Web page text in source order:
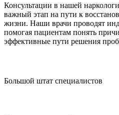
Консультации в нашей
важный этап на пути к
жизни. Наши врачи проводят
помогая пациентам понять
эффективные пути решения
Большой штат специалистов